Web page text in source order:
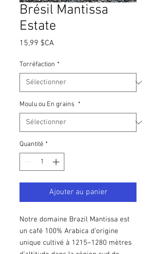
Brésil Mantissa
Estate
15,99 $CA
Torréfaction *
Moulu ou En grains *
Quantité *
Ajouter au panier
Notre domaine Brazil Mantissa est
un café 100% Arabica d’origine
unique cultivé à 1215–1280 mètres